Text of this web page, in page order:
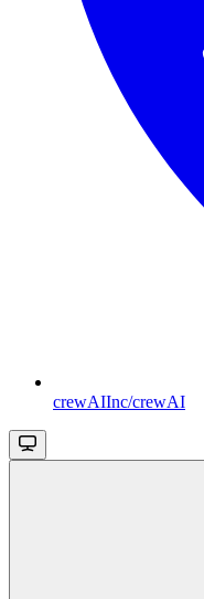
crewAIInc/crewAI